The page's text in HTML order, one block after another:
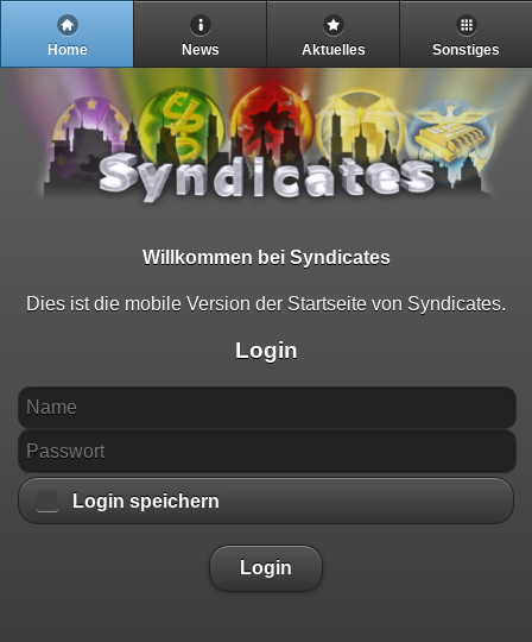
Home News Aktuelles Sonstiges
Willkommen bei Syndicates
Dies ist die mobile Version der Startseite von Syndicates.
Login
Login speichern
Login